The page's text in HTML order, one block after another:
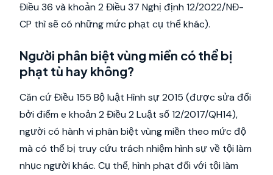
Điều 36 và khoản 2 Điều 37 Nghị định 12/2022/NĐ-
CP thì sẽ có những mức phạt cụ thể khác).
Người phân biệt vùng miền có thể bị
phạt tù hay không?
Căn cứ Điều 155 Bộ luật Hình sự 2015 (được sửa đổi
bởi điểm e khoản 2 Điều 2 Luật số 12/2017/QH14),
người có hành vi phân biệt vùng miền theo mức độ
mà có thể bị truy cứu trách nhiệm hình sự về tội làm
nhục người khác. Cụ thể, hình phạt đối với tội làm